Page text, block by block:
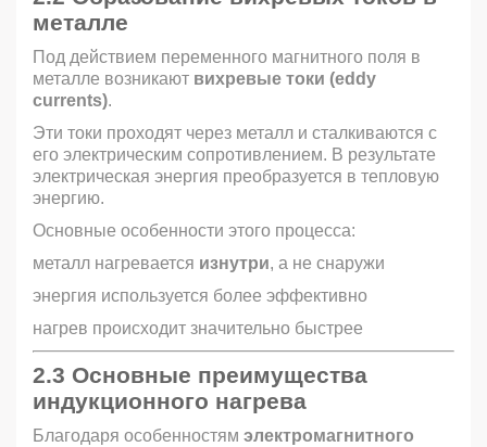
металле
Под действием переменного магнитного поля в
металле возникают вихревые токи (eddy
currents).
Эти токи проходят через металл и сталкиваются с
его электрическим сопротивлением. В результате
электрическая энергия преобразуется в тепловую
энергию.
Основные особенности этого процесса:
металл нагревается изнутри, а не снаружи
энергия используется более эффективно
нагрев происходит значительно быстрее
2.3 Основные преимущества
индукционного нагрева
Благодаря особенностям электромагнитного